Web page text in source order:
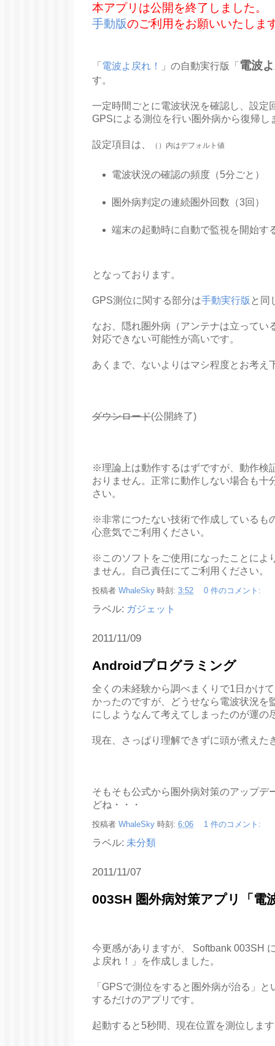
本アプリは公開を終了しました。
手動版のご利用をお願いいたしま
「 電波よ戻れ！ 」の自動実行版「 電波
す。
一定時間ごとに電波状況を確認し、設定
GPSによる測位を行い圏外病から復帰し
設定項目は、 （）内はデフォルト値
電波状況の確認の頻度（5分ごと）
圏外病判定の連続圏外回数（3回）
端末の起動時に自動で監視を開始す
となっております。
GPS測位に関する部分は手動実行版 と同
なお、隠れ圏外病（アンテナは立ってい
対応できない可能性が高いです。
あくまで、ないよりはマシ程度とお考え
ダウンロード(公開終了)
※理論上は動作するはずですが、動作検
おりません。正常に動作しない場合も十
さい。
※非常につたない技術で作成しているも
心意気でご利用ください。
※このソフトをご使用になったことによ
ません。自己責任にてご利用ください。
投稿者 WhaleSky 時刻: 3:52 0 件のコメント:
ラベル: ガジェット
2011/11/09
Androidプログラミング
全くの未経験から調べまくりで1日かけ
かったのですが、どうせなら電波状況を
にしようなんて考えてしまったのが運の
現在、さっぱり理解できずに頭が煮えた
そもそも公式から圏外病対策のアップデ
どね・・・
投稿者 WhaleSky 時刻: 6:06 1 件のコメント:
ラベル: 未分類
2011/11/07
003SH 圏外病対策アプリ「電
今更感がありますが、 Softbank 003SH
よ戻れ！」を作成しました。
「GPSで測位をすると圏外病が治る」
するだけのアプリです。
起動すると5秒間、現在位置を測位しま